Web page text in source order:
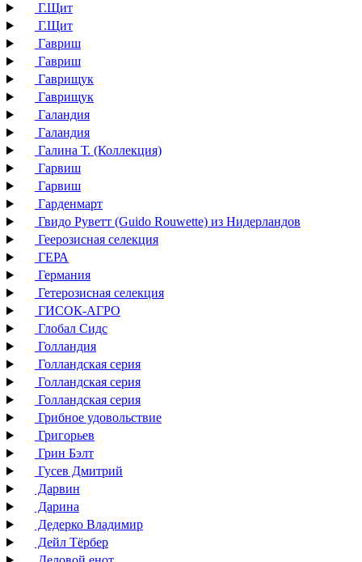
Г.Щит
Г.Щит
Гавриш
Гавриш
Гаврищук
Гаврищук
Галандия
Галандия
Галина Т. (Коллекция)
Гарвиш
Гарвиш
Гарденмарт
Гвидо Руветт (Guido Rouwette) из Нидерландов
Геерозисная селекция
ГЕРА
Германия
Гетерозисная селекция
ГИСОК-АГРО
Глобал Сидс
Голландия
Голландская серия
Голландская серия
Голландская серия
Грибное удовольствие
Григорьев
Грин Бэлт
Гусев Дмитрий
Дарвин
Дарина
Дедерко Владимир
Дейл Тёрбер